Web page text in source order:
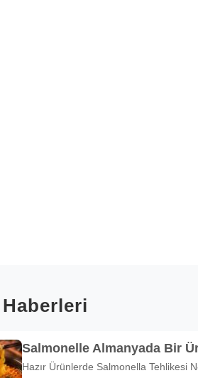
Salmonelle Almanyada Bir
Hazır Ürünlerde Salmonella Tehlikesi